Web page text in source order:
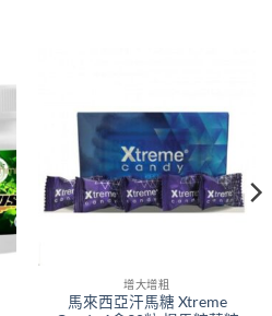
增大增粗
馬來西亞汗馬糖 Xtreme